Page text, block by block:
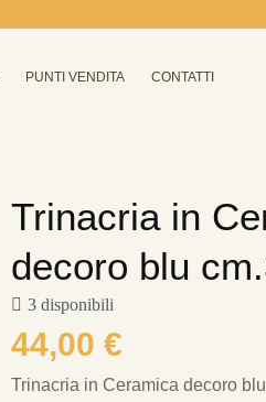
PUNTI VENDITA CONTATTI
Trinacria in
decoro blu
3 disponibili
44,00 €
Trinacria in Ceramica decoro